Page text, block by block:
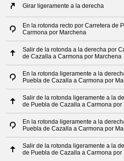
Girar ligeramente a la derecha
En la rotonda recto por Carretera de
Carmona por Marchena
Salir de la rotonda a la derecha por
de Cazalla a Carmona por Marchena
En la rotonda ligeramente a la
Puebla de Cazalla a Carmona por
Salir de la rotonda ligeramente a la
de Puebla de Cazalla a Carmona por
En la rotonda ligeramente a la
Puebla de Cazalla a Carmona por
Salir de la rotonda ligeramente a la
de Puebla de Cazalla a Carmona por